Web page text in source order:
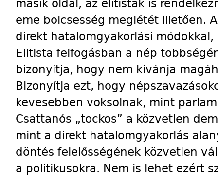
másik oldal, az elitisták is
eme bölcsesség meglétét illetően.
direkt hatalomgyakorlási
Elitista felfogásban a nép
bizonyítja, hogy nem kívánja
Bizonyítja ezt, hogy
kevesebben voksolnak, mint
Csattanós „tockos” a közvetlen
mint a direkt hatalomgyakorlás
döntés felelősségének közvetlen
a politikusokra. Nem is lehet ezért